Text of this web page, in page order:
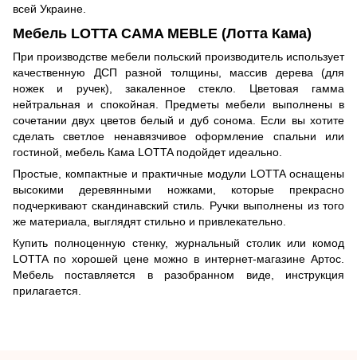
всей Украине.
Мебель LOTTA CAMA MEBLE (Лотта Кама)
При производстве мебели польский производитель использует
качественную ДСП разной толщины, массив дерева (для
ножек и ручек), закаленное стекло. Цветовая гамма
нейтральная и спокойная. Предметы мебели выполнены в
сочетании двух цветов белый и дуб сонома. Если вы хотите
сделать светлое ненавязчивое оформление спальни или
гостиной, мебель Кама LOTTA подойдет идеально.
Простые, компактные и практичные модули LOTTA оснащены
высокими деревянными ножками, которые прекрасно
подчеркивают скандинавский стиль. Ручки выполнены из того
же материала, выглядят стильно и привлекательно.
Купить полноценную стенку, журнальный столик или комод
LOTTA по хорошей цене можно в интернет-магазине Артос.
Мебель поставляется в разобранном виде, инструкция
прилагается.